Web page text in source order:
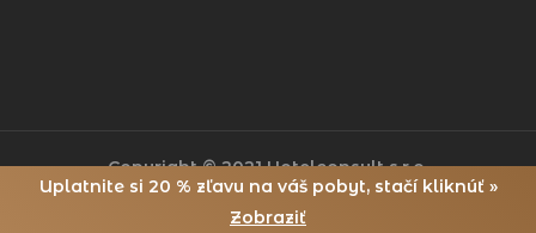
Uplatnite si 20 % zľavu na váš pobyt, stačí kliknúť »
Zobraziť
Copyright © 2021 Hotelconsult s.r.o.
Realizácia HORECA GROUP.